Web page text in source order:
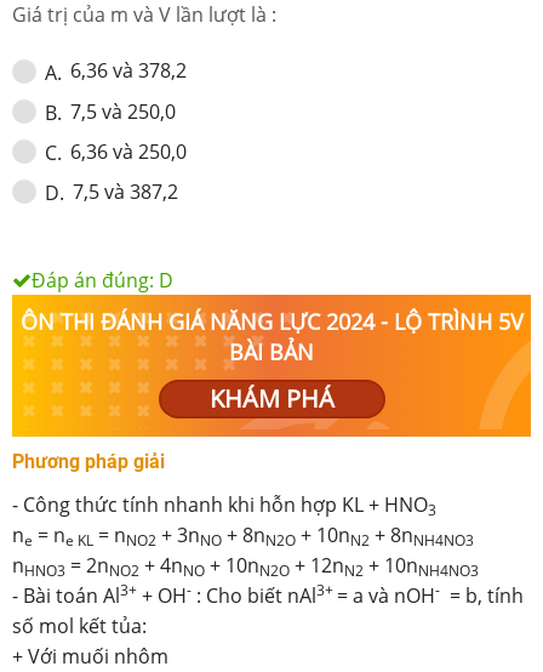
Giá trị của m và V lần lượt là :
A. 6,36 và 378,2
B. 7,5 và 250,0
C. 6,36 và 250,0
D. 7,5 và 387,2
Đáp án đúng: D
ÔN THI ĐÁNH GIÁ NĂNG LỰC 2024 - LỘ TRÌNH 5V
BÀI BẢN
KHÁM PHÁ
Phương pháp giải
- Công thức tính nhanh khi hỗn hợp KL + HNO3
ne = ne KL = nNO2 + 3nNO + 8nN2O + 10nN2 + 8nNH4NO3
nHNO3 = 2nNO2 + 4nNO + 10nN2O + 12nN2 + 10nNH4NO3
- Bài toán Al3+ + OH- : Cho biết nAl3+ = a và nOH- = b, tính
số mol kết tủa:
+ Với muối nhôm